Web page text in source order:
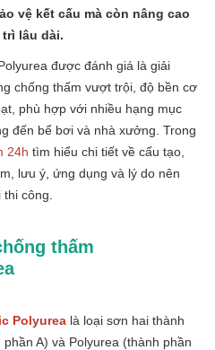
vệ kết cấu mà còn nâng cao
lâu dài.
được đánh giá là giải
chống thấm vượt trội, độ bền cơ
phù hợp với nhiều hạng mục
đến bể bơi và nhà xưởng. Trong
24h tìm hiểu chi tiết về cấu tạo,
lưu ý, ứng dụng và lý do nên
công.
thấm
Polyurea là loại sơn hai thành
A) và Polyurea (thành phần